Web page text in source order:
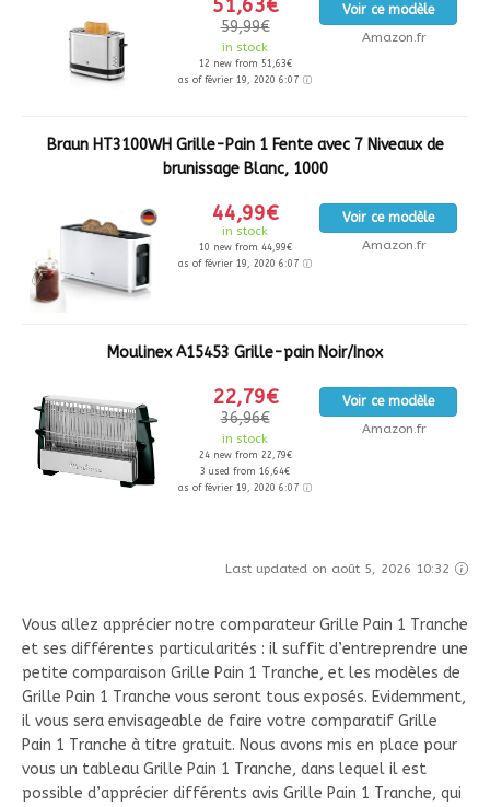
51,63€
59,99€
in stock
12 new from 51,63€
as of février 19, 2020 6:07
Voir ce modèle
Amazon.fr
Braun HT3100WH Grille-Pain 1 Fente avec 7 Niveaux de
brunissage Blanc, 1000
44,99€
in stock
10 new from 44,99€
as of février 19, 2020 6:07
Voir ce modèle
Amazon.fr
Moulinex A15453 Grille-pain Noir/Inox
22,79€
36,96€
in stock
24 new from 22,79€
3 used from 16,64€
as of février 19, 2020 6:07
Voir ce modèle
Amazon.fr
Last updated on août 5, 2026 10:32
Vous allez apprécier notre comparateur Grille Pain 1 Tranche
et ses différentes particularités : il suffit d’entreprendre une
petite comparaison Grille Pain 1 Tranche, et les modèles de
Grille Pain 1 Tranche vous seront tous exposés. Evidemment,
il vous sera envisageable de faire votre comparatif Grille
Pain 1 Tranche à titre gratuit. Nous avons mis en place pour
vous un tableau Grille Pain 1 Tranche, dans lequel il est
possible d’apprécier différents avis Grille Pain 1 Tranche, qui